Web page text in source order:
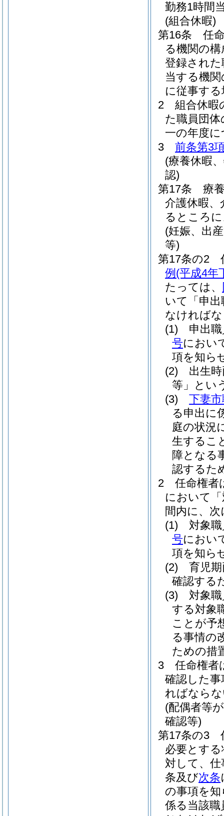
勤務1時間
(組合休暇)
第16条
任
る機関の
登録され
当する機
に従事す
2
組合休暇
た職員団
一の年度
3
前条第3
(療養休暇
認)
第17条
療
介護休暇
るところ
(妊娠、出
等)
第17条の2
例 (平成4年
たっては、
いて「申
なければ
(1)
申出
号におい
項を知ら
(2)
出生
等」とい
(3)
下妻
る申出に
庭の状況
生するこ
障となる
認するた
2
任命権者
において
間内に、
(1)
対象
号におい
項を知ら
(2)
育児
確認する
(3)
対象
する対象
ことが予
る事情の
ための措
3
任命権者
確認した
ればなら
(配偶者等
確認等)
第17条の3
必要とす
対して、
条及び次条
の事項を
係る当該